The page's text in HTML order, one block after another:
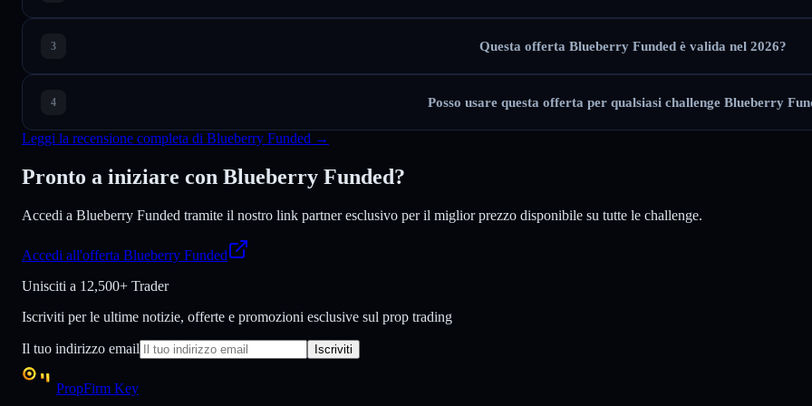
Questa offerta Blueberry Funded è valida nel 2026?
Posso usare questa offerta per qualsiasi challenge Blueberry
Leggi la recensione completa di Blueberry Funded →
Pronto a iniziare con Blueberry Funded?
Accedi a Blueberry Funded tramite il nostro link partner esclusivo per il miglior prezzo disponibile su tutte le challenge.
Accedi all'offerta Blueberry Funded
Unisciti a 12,500+ Trader
Iscriviti per le ultime notizie, offerte e promozioni esclusive sul prop trading
Il tuo indirizzo email Iscriviti
PropFirm Key